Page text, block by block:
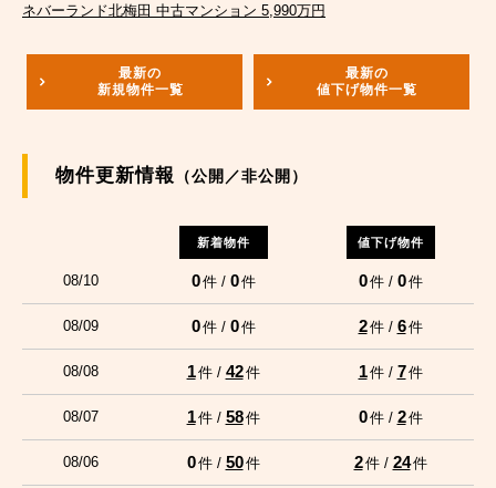
ネバーランド北梅田 中古マンション 5,990万円
最新の
新規物件一覧
最新の
値下げ物件一覧
物件更新情報 （公開／非公開）
新着物件 値下げ物件
08/10 0件 / 0件 0件 / 0件
08/09 0件 / 0件 2件 / 6件
08/08 1件 / 42件 1件 / 7件
08/07 1件 / 58件 0件 / 2件
08/06 0件 / 50件 2件 / 24件